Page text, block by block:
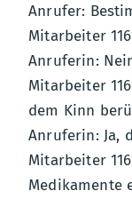
Anrufer:
Mitarbeiter
Anruferin:
Mitarbeiter
dem Kinn
Anruferin: Ja,
Mitarbeiter
Medikamente